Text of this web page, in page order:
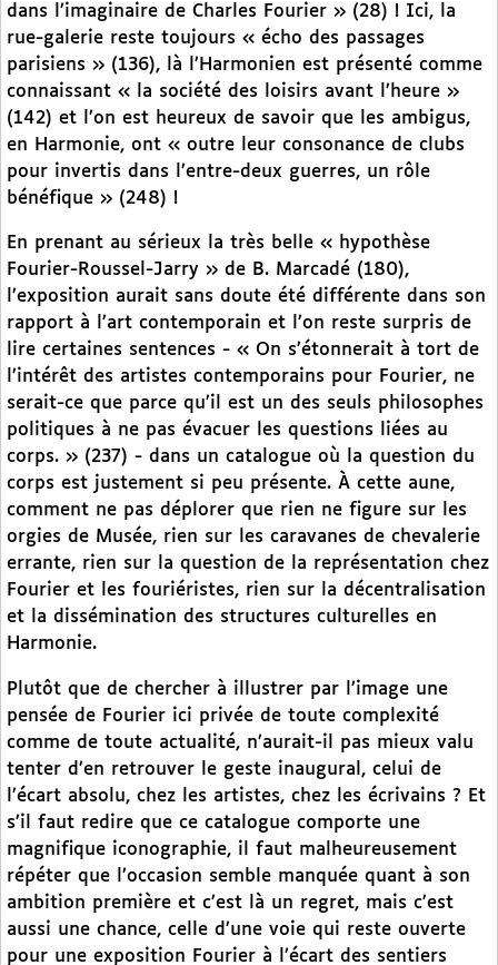
dans l’imaginaire de Charles Fourier » (28) ! Ici, la
rue-galerie reste toujours « écho des passages
parisiens » (136), là l’Harmonien est présenté comme
connaissant « la société des loisirs avant l’heure »
(142) et l’on est heureux de savoir que les ambigus,
en Harmonie, ont « outre leur consonance de clubs
pour invertis dans l’entre-deux guerres, un rôle
bénéfique » (248) !
En prenant au sérieux la très belle « hypothèse
Fourier-Roussel-Jarry » de B. Marcadé (180),
l’exposition aurait sans doute été différente dans son
rapport à l’art contemporain et l’on reste surpris de
lire certaines sentences - « On s’étonnerait à tort de
l’intérêt des artistes contemporains pour Fourier, ne
serait-ce que parce qu’il est un des seuls philosophes
politiques à ne pas évacuer les questions liées au
corps. » (237) - dans un catalogue où la question du
corps est justement si peu présente. À cette aune,
comment ne pas déplorer que rien ne figure sur les
orgies de Musée, rien sur les caravanes de chevalerie
errante, rien sur la question de la représentation chez
Fourier et les fouriéristes, rien sur la décentralisation
et la dissémination des structures culturelles en
Harmonie.
Plutôt que de chercher à illustrer par l’image une
pensée de Fourier ici privée de toute complexité
comme de toute actualité, n’aurait-il pas mieux valu
tenter d’en retrouver le geste inaugural, celui de
l’écart absolu, chez les artistes, chez les écrivains ? Et
s’il faut redire que ce catalogue comporte une
magnifique iconographie, il faut malheureusement
répéter que l’occasion semble manquée quant à son
ambition première et c’est là un regret, mais c’est
aussi une chance, celle d’une voie qui reste ouverte
pour une exposition Fourier à l’écart des sentiers